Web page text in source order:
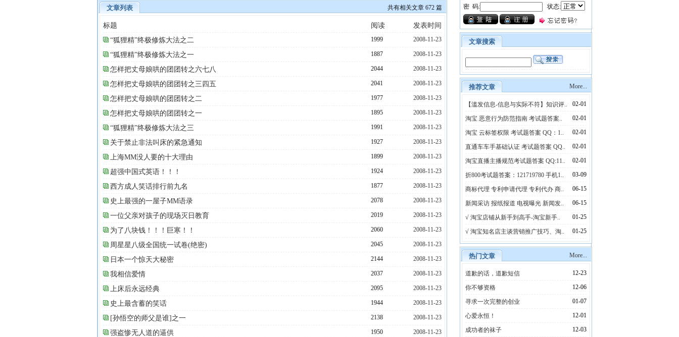
文章列表 共有相关文章 672 篇
发表时间
阅读
标题
2008-11-23
1999
“狐狸精”终极修炼大法之二
2008-11-23
1887
“狐狸精”终极修炼大法之一
2008-11-23
2044
怎样把丈母娘哄的团团转之六七八
2008-11-23
2041
怎样把丈母娘哄的团团转之三四五
2008-11-23
1977
怎样把丈母娘哄的团团转之二
2008-11-23
1895
怎样把丈母娘哄的团团转之一
2008-11-23
1991
“狐狸精”终极修炼大法之三
2008-11-23
1927
关于禁止非法叫床的紧急通知
2008-11-23
1899
上海MM没人要的十大理由
2008-11-23
1924
超强中国式英语！！！
2008-11-23
1877
西方成人笑话排行前九名
2008-11-23
2078
史上最强的一屋子MM语录
2008-11-23
2019
一位父亲对孩子的现场灭日教育
2008-11-23
2060
为了八块钱！！！巨寒！！
2008-11-23
2045
周星星八级全国统一试卷(绝密)
2008-11-23
2144
日本一个惊天大秘密
2008-11-23
2037
我相信爱情
2008-11-23
2095
上床后永远经典
2008-11-23
1944
史上最含蓄的笑话
2008-11-23
2138
[孙悟空的师父是谁]之一
2008-11-23
1950
强盗惨无人道的逼供
密 码: 状态:
文章搜索
推荐文章 More...
02-01
【滥发信息-信息与实际不符】知识评..
02-01
淘宝 恶意行为防范指南 考试题答案..
02-01
淘宝 云标签权限 考试题答案 QQ：1..
02-01
直通车车手基础认证 考试题答案 QQ..
02-01
淘宝直播主播规范考试题答案 QQ:11..
03-09
折800考试题答案：121719780 手机1..
06-15
商标代理 专利申请代理 专利代办 商..
06-15
新闻采访 报纸报道 电视曝光 新闻发..
01-25
√ 淘宝店铺从新手到高手-淘宝新手..
01-25
√ 淘宝知名店主谈营销推广技巧、淘..
热门文章 More...
12-23
道歉的话，道歉短信
12-06
你不够资格
01-07
寻求一次完整的创业
12-01
心爱永恒！
12-03
成功者的袜子